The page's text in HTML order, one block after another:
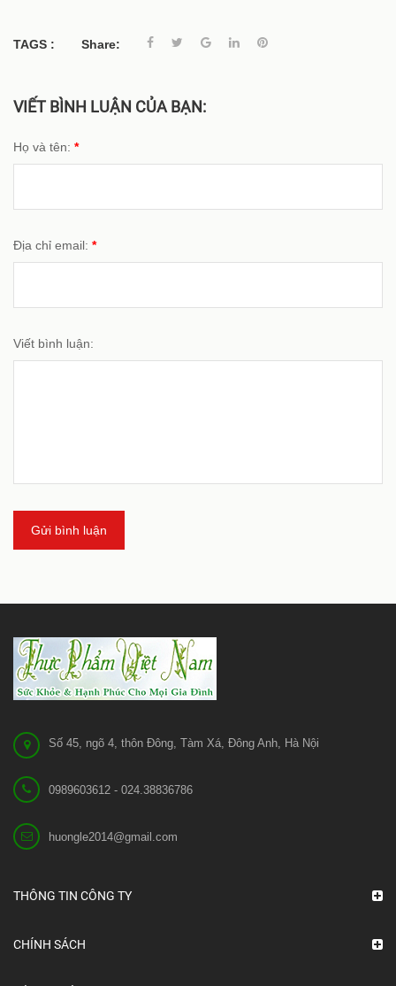
TAGS : Share:
VIẾT BÌNH LUẬN CỦA BẠN:
Họ và tên: *
Địa chỉ email: *
Viết bình luận:
Gửi bình luận
Số 45, ngõ 4, thôn Đông, Tàm Xá, Đông Anh, Hà Nội
0989603612 - 024.38836786
huongle2014@gmail.com
THÔNG TIN CÔNG TY
CHÍNH SÁCH